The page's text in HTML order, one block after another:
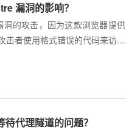
漏洞的影响？
的攻击，因为这款浏览器提供
击者使用格式错误的代码来访问
代理隧道的问题？